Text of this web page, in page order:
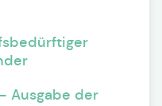
Ausgabe der